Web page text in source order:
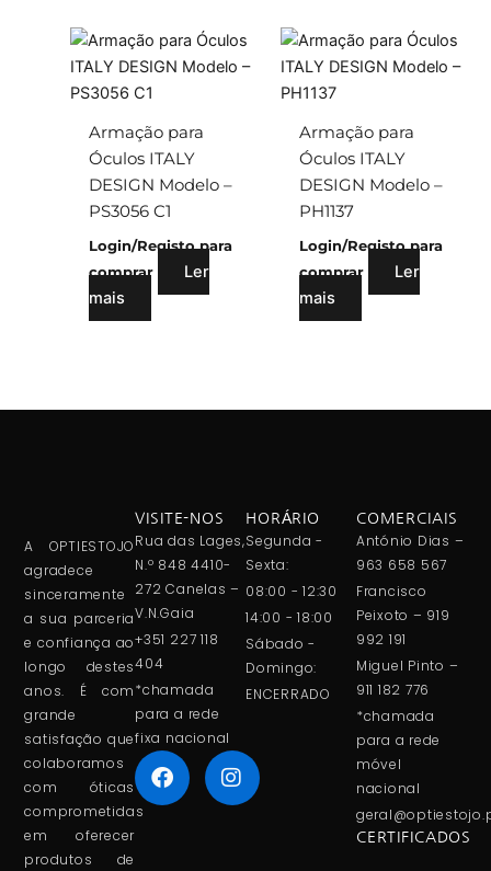
Armação para
Óculos ITALY
DESIGN Modelo –
PS3056 C1
Login/Registo para
comprar
Ler
mais
Armação para
Óculos ITALY
DESIGN Modelo –
PH1137
Login/Registo para
comprar
Ler
mais
A OPTIESTOJO
agradece
sinceramente
a sua parceria
e confiança ao
longo destes
anos. É com
grande
satisfação que
colaboramos
com óticas
comprometidas
em oferecer
produtos de
VISITE-NOS
Rua das Lages,
N.º 848 4410-
272 Canelas –
V.N.Gaia
+351 227 118
404
*chamada
para a rede
fixa nacional
HORÁRIO
Segunda -
Sexta:
08:00 - 12:30
14:00 - 18:00
Sábado -
Domingo:
ENCERRADO
COMERCIAIS
António Dias –
963 658 567
Francisco
Peixoto – 919
992 191
Miguel Pinto –
911 182 776
*chamada
para a rede
móvel
nacional
CERTIFICADOS